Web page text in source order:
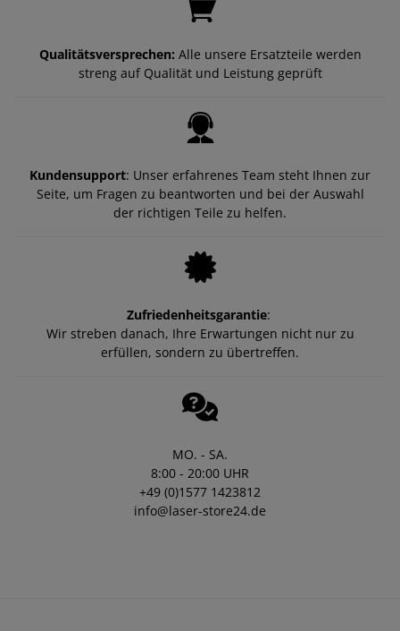
Qualitätsversprechen: Alle unsere Ersatzteile werden
streng auf Qualität und Leistung geprüft
Kundensupport: Unser erfahrenes Team steht Ihnen zur
Seite, um Fragen zu beantworten und bei der Auswahl
der richtigen Teile zu helfen.
Zufriedenheitsgarantie:
Wir streben danach, Ihre Erwartungen nicht nur zu
erfüllen, sondern zu übertreffen.
MO. - SA.
8:00 - 20:00 UHR
+49 (0)1577 1423812
info@laser-store24.de